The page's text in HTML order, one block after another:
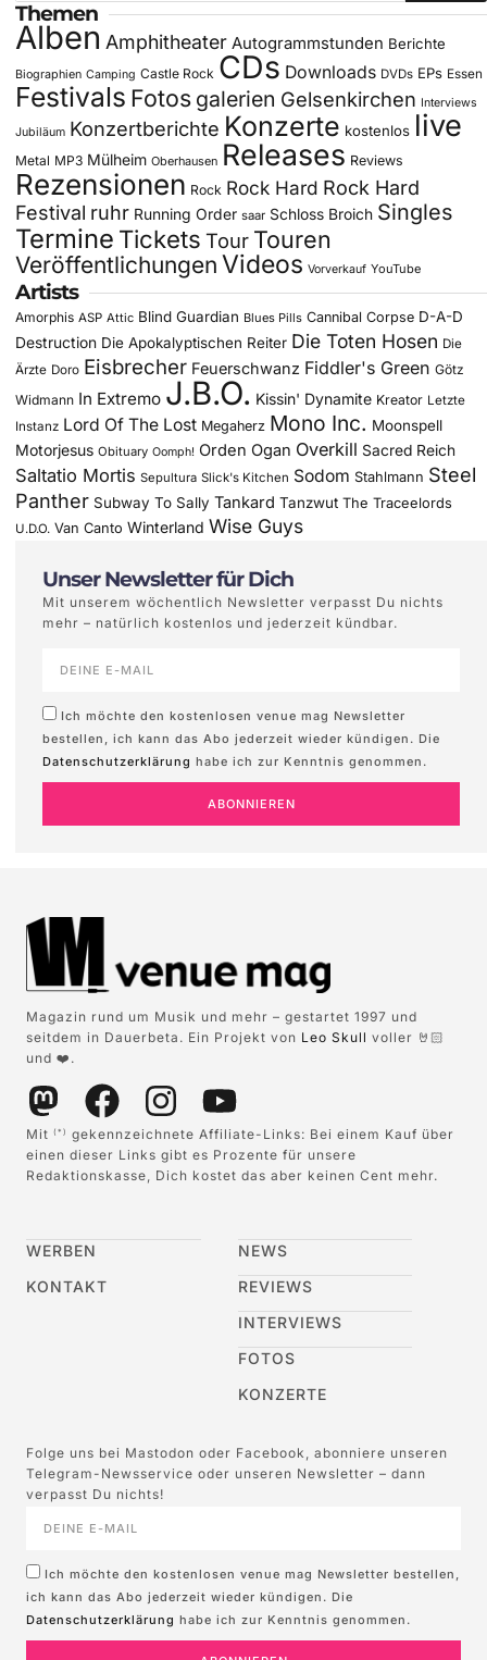
Themen
Alben Amphitheater Autogrammstunden Berichte
Biographien Camping Castle Rock CDs Downloads DVDs EPs Essen
Festivals Fotos galerien Gelsenkirchen Interviews
Jubiläum Konzertberichte Konzerte kostenlos live
Metal MP3 Mülheim Oberhausen Releases Reviews
Rezensionen Rock Rock Hard Rock Hard
Festival ruhr Running Order saar Schloss Broich Singles
Termine Tickets Tour Touren
Veröffentlichungen Videos Vorverkauf YouTube
Artists
Amorphis ASP Attic Blind Guardian Blues Pills Cannibal Corpse D-A-D
Destruction Die Apokalyptischen Reiter Die Toten Hosen Die
Ärzte Doro Eisbrecher Feuerschwanz Fiddler's Green Götz
Widmann In Extremo J.B.O. Kissin' Dynamite Kreator Letzte
Instanz Lord Of The Lost Megaherz Mono Inc. Moonspell
Motorjesus Obituary Oomph! Orden Ogan Overkill Sacred Reich
Saltatio Mortis Sepultura Slick's Kitchen Sodom Stahlmann Steel
Panther Subway To Sally Tankard Tanzwut The Traceelords
U.D.O. Van Canto Winterland Wise Guys
Unser Newsletter für Dich
Mit unserem wöchentlich Newsletter verpasst Du nichts
mehr – natürlich kostenlos und jederzeit kündbar.
Ich möchte den kostenlosen venue mag Newsletter
bestellen, ich kann das Abo jederzeit wieder kündigen. Die
Datenschutzerklärung habe ich zur Kenntnis genommen.
ABONNIEREN
Magazin rund um Musik und mehr – gestartet 1997 und
seitdem in Dauerbeta. Ein Projekt von Leo Skull voller 🤘🏻
und ❤️.
Mit (*)
gekennzeichnete Affiliate-Links: Bei einem Kauf über
einen dieser Links gibt es Prozente für unsere
Redaktionskasse, Dich kostet das aber keinen Cent mehr.
WERBEN
KONTAKT
NEWS
REVIEWS
INTERVIEWS
FOTOS
KONZERTE
Folge uns bei Mastodon oder Facebook, abonniere unseren
Telegram-Newsservice oder unseren Newsletter – dann
verpasst Du nichts!
Ich möchte den kostenlosen venue mag Newsletter bestellen,
ich kann das Abo jederzeit wieder kündigen. Die
Datenschutzerklärung habe ich zur Kenntnis genommen.